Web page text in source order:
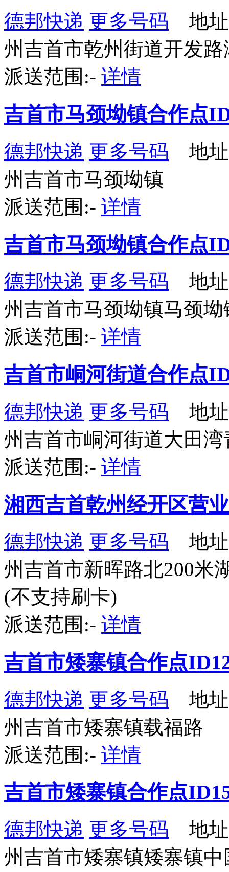
德邦快递 更多号码 地址
州吉首市乾州街道开发
派送范围:- 详情
吉首市马颈坳镇合作点
德邦快递 更多号码 地址
州吉首市马颈坳镇
派送范围:- 详情
吉首市马颈坳镇合作点
德邦快递 更多号码 地址
州吉首市马颈坳镇马颈坳
派送范围:- 详情
吉首市峒河街道合作点
德邦快递 更多号码 地址
州吉首市峒河街道大田湾
派送范围:- 详情
湘西吉首乾州经开区营
德邦快递 更多号码 地址
州吉首市新晖路北200米
(不支持刷卡)
派送范围:- 详情
吉首市矮寨镇合作点
德邦快递 更多号码 地址
州吉首市矮寨镇载福路
派送范围:- 详情
吉首市矮寨镇合作点
德邦快递 更多号码 地址
州吉首市矮寨镇矮寨镇